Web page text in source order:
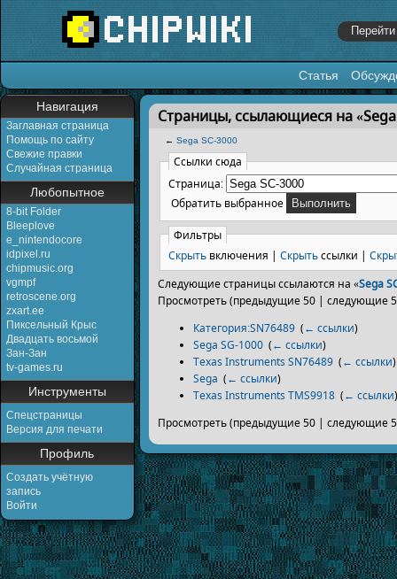
Статья
Навигация
Заглавная страница
Помощь по сайту
Свежие правки
Случайная страница
Любопытное
8-bit Folder
Bleeplove
e_nintendocore
idpixel.ru
chipmusic.org
vgmpf
retroscene.org
zxart.ee
Пиксельный Крыс
Двадцать восьмой
Зан-Зан
tv-games.ru
Инструменты
Спецстраницы
Версия для печати
Профиль
Создать учётную
запись
Войти
Перейти к:навигация,поиск
Страницы, ссылающиеся на «Sega
← Sega SC-3000
Ссылки сюда
Страница:
Обратить выбранное
Фильтры
Скрыть включения | Скрытьссылки |
Следующие страницы ссылаются на «Sega
Просмотреть (предыдущие 50 | следующие
Категория:SN76489 (← ссылки)
Sega SG-1000 (← ссылки)
Texas Instruments SN76489 (← ссылки)
Sega (← ссылки)
Texas Instruments TMS9918 (← ссылки)
Просмотреть (предыдущие 50 | следующие